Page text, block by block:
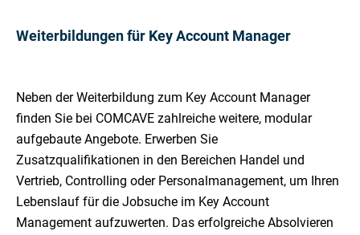
Weiterbildungen für Key Account Manager
Neben der Weiterbildung zum Key Account Manager
finden Sie bei COMCAVE zahlreiche weitere, modular
aufgebaute Angebote. Erwerben Sie
Zusatzqualifikationen in den Bereichen Handel und
Vertrieb, Controlling oder Personalmanagement, um Ihren
Lebenslauf für die Jobsuche im Key Account
Management aufzuwerten. Das erfolgreiche Absolvieren